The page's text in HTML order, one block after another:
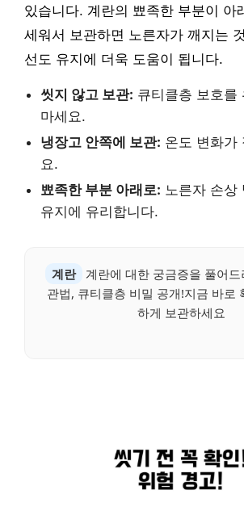
있습니다. 계란의 뾰족한 부분이 아
세워서 보관하면 노른자가 깨지는
선도 유지에 더욱 도움이 됩니다.
씻지 않고 보관: 큐티클층 보호를
마세요.
냉장고 안쪽에 보관: 온도 변화가
요.
뾰족한 부분 아래로: 노른자 손상
유지에 유리합니다.
계란
계란에 대한 궁금증을 풀어
관법, 큐티클층 비밀 공개!지금 바로
하게 보관하세요